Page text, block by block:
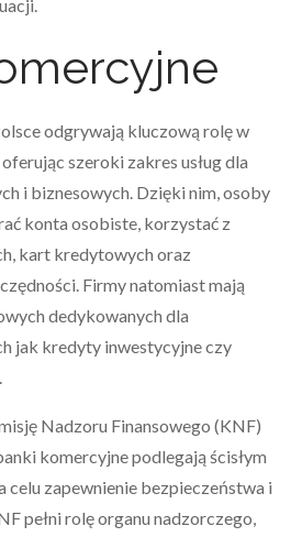
odgrywają kluczową rolę w
szeroki zakres usług dla
i biznesowych. Dzięki nim, osoby
konta osobiste, korzystać z
kart kredytowych oraz
Firmy natomiast mają
dedykowanych dla
jak kredyty inwestycyjne czy
Nadzoru Finansowego (KNF)
komercyjne podlegają ścisłym
celu zapewnienie bezpieczeństwa i
pełni rolę organu nadzorczego,